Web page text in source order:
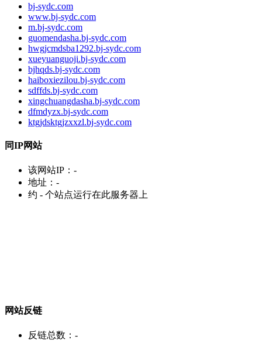
bj-sydc.com
www.bj-sydc.com
m.bj-sydc.com
guomendasha.bj-sydc.com
hwgjcmdsba1292.bj-sydc.com
xueyuanguoji.bj-sydc.com
bjhqds.bj-sydc.com
haiboxiezilou.bj-sydc.com
sdffds.bj-sydc.com
xingchuangdasha.bj-sydc.com
dfmdyzx.bj-sydc.com
ktgjdsktgjzxxzl.bj-sydc.com
同IP网站
该网站IP： -
地址： -
约 - 个站点运行在此服务器上
网站反链
反链总数： -